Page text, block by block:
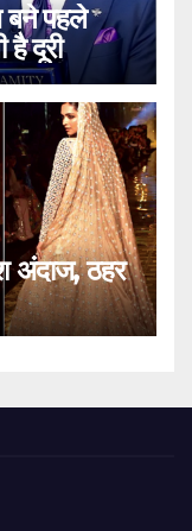
बने पहले
दूरी
अंदाज, ठहर